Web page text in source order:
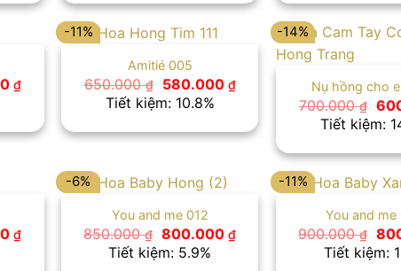
650.000 ₫.
700.000 ₫.
₫Giá
hiện
650.000 ₫.
-11%
Amitié 005
650.000₫
Giá
gốc
là:
580.000 ₫Giá
hiện
580.000 ₫.
Tiết kiệm: 10.8%
-14%
Nụ hồng cho
700.000₫
Giá
gốc
là:
Tiết kiệm:
₫Giá
hiện
-6%
You and me 012
850.000₫ Giá
gốc
là:
800.000₫Giá
Tiết kiệm: 5.9%
-11%
You and me
900.000₫ Giá
gốc
là:
Tiết kiệm: